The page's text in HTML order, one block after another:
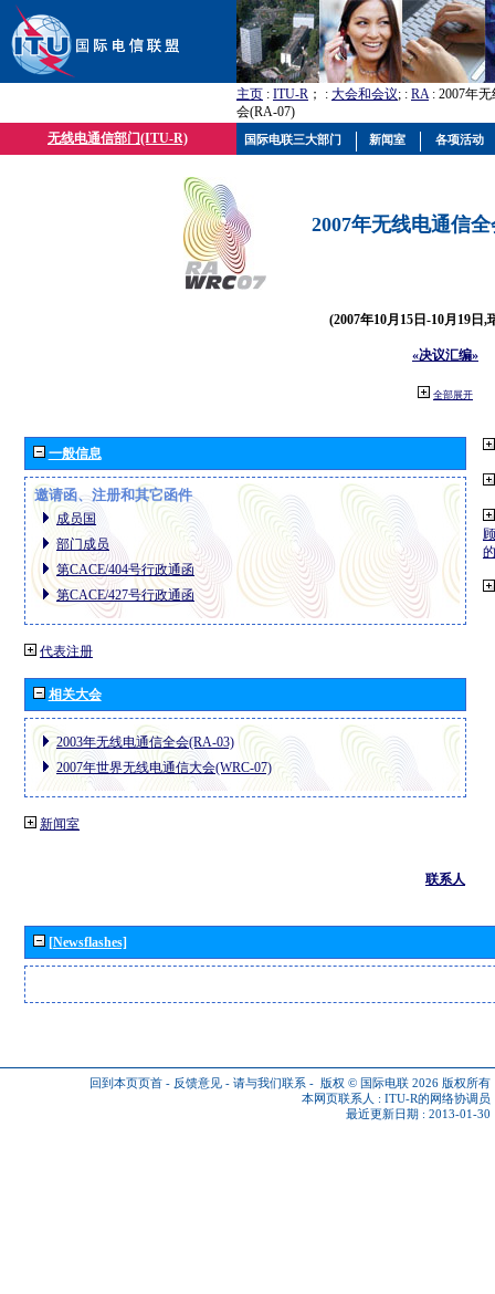
主页 : ITU-R ； : 大会和会议; : RA: 2007年
会(RA-07)
无线电通信部门(ITU-R)
2007年无线电通信
(2007年10月15日-10月19日,
«决议汇编»
全部展开
一般信息
邀请函、注册和其它函件
成员国
部门成员
第CACE/404号行政通函
第CACE/427号行政通函
代表注册
相关大会
2003年无线电通信全会(RA-03)
2007年世界无线电通信大会(WRC-07)
新闻室
联系人
[Newsflashes]
回到本页页首 - 反馈意见 - 请与我们联系 - 版权 © 国际电联 2026 版权所有
本网页联系人 : ITU-R的网络协调员
最近更新日期 : 2013-01-30
国际电联三大部门 新闻室 各项活动